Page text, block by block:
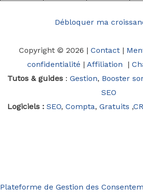
Débloquer ma
Copyright © 2026 | Contact|
confidentialité | Affiliation |
Tutos & guides : Gestion, Booster
SEO
Logiciels : SEO, Compta, Gratuits ,
Plateforme de Gestion des